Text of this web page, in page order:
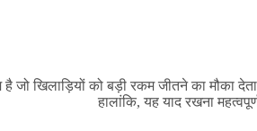
है जो खिलाड़ियों को बड़ी रकम जीतने का
हालांकि, यह याद रखना